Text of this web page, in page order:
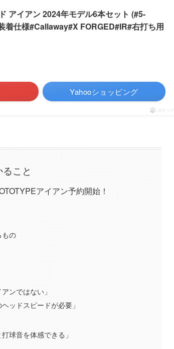
アイアン 2024年モデル6本セット (#5-
着仕様#Callaway#X FORGED#IR#右打ち用
Yahooショッピング
ポチップ
こと
アイアン予約開始！
もの
ンではない」
ッドスピードが必要」
球音を体感できる」